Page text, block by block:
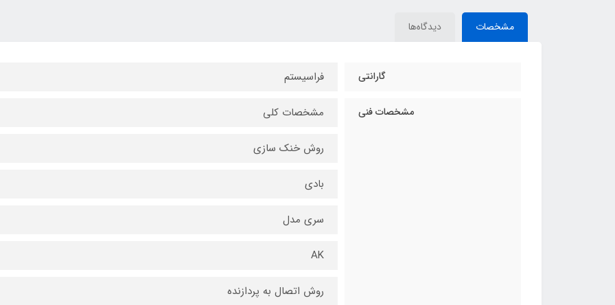
مشخصات دیدگاه‌ها
گارانتی فراسیستم
مشخصات فنی مشخصات کلی
روش خنک سازی
بادی
سری مدل
AK
روش اتصال به پردازنده